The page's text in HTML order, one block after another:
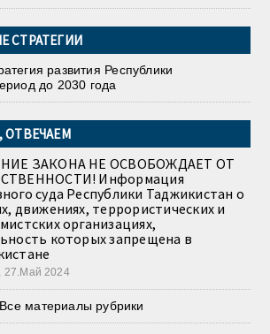
СТРАТЕГИИ
развития Республики
до 2030 года
ОТВЕЧАЕМ
ЗАКОНА НЕ ОСВОБОЖДАЕТ ОТ
Информация
суда Республики Таджикистан о
движениях, террористических и
организациях,
которых запрещена в
27.Май 2024
Все материалы рубрики